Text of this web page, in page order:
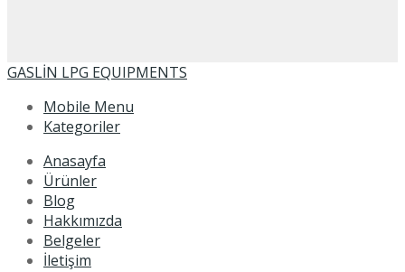
GASLİN LPG EQUIPMENTS
Mobile Menu
Kategoriler
Anasayfa
Ürünler
Blog
Hakkımızda
Belgeler
İletişim